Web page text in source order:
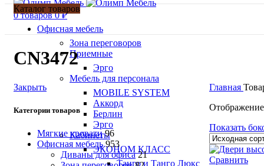
0товаров 0₽
Каталог товаров
Офисная мебель
Зона переговоров
Приемные
Эрго
Мебель для персонала
MOBILE SYSTEM
Аккорд
Берлин
Эрго
Кабинеты
ЭКОНОМ КЛАСС
Танго и Танго Люкс
CN3472
Закрыть
Категории товаров
Мягкие кровати 96
Офисная мебель 953
Диваны для офиса 21
Главная
Отображение
Показать
Сравнить